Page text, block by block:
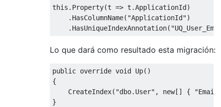
this . Property(t => t .ApplicationId)
. HasColumnName( "ApplicationId")
. HasUniqueIndexAnnotation(
Lo que dará como resultado esta migración:
public override void Up()
{
CreateIndex( "dbo.User" , new[] {
}